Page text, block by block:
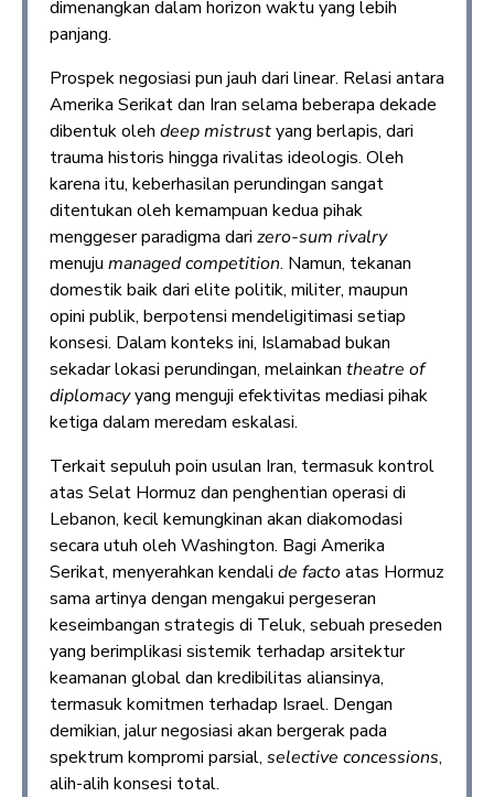
dimenangkan dalam horizon waktu yang lebih
panjang.
Prospek negosiasi pun jauh dari linear. Relasi antara
Amerika Serikat dan Iran selama beberapa dekade
dibentuk oleh deep mistrustyang berlapis, dari
trauma historis hingga rivalitas ideologis. Oleh
karena itu, keberhasilan perundingan sangat
ditentukan oleh kemampuan kedua pihak
menggeser paradigma dari zero-sum rivalry
menuju managed competition. Namun, tekanan
domestik baik dari elite politik, militer, maupun
opini publik, berpotensi mendeligitimasi setiap
konsesi. Dalam konteks ini, Islamabad bukan
sekadar lokasi perundingan, melainkan theatre of
diplomacyyang menguji efektivitas mediasi pihak
ketiga dalam meredam eskalasi.
Terkait sepuluh poin usulan Iran, termasuk kontrol
atas Selat Hormuz dan penghentian operasi di
Lebanon, kecil kemungkinan akan diakomodasi
secara utuh oleh Washington. Bagi Amerika
Serikat, menyerahkan kendali de factoatas Hormuz
sama artinya dengan mengakui pergeseran
keseimbangan strategis di Teluk, sebuah preseden
yang berimplikasi sistemik terhadap arsitektur
keamanan global dan kredibilitas aliansinya,
termasuk komitmen terhadap Israel. Dengan
demikian, jalur negosiasi akan bergerak pada
spektrum kompromi parsial, selective concessions,
alih-alih konsesi total.